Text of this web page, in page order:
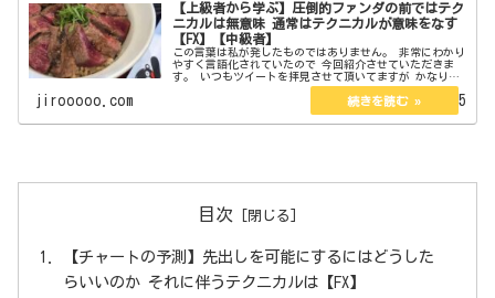
【上級者から学ぶ】圧倒的ファンダの前ではテク
ニカルは無意味 通常はテクニカルが意味をなす
【FX】【中級者】
この言葉は私が発したものではありません。 非常にわかり
やすく言語化されていたので 今回紹介させていただきま
す。 いつもツイートを拝見させて頂いてますが かなり核
心をついた発言されています。 けんぼうFX@fx27638875さ
jirooooo.com 2023.02.05
目次
【チャートの予測】先出しを可能にするにはどうした
らいいのか それに伴うテクニカルは【FX】